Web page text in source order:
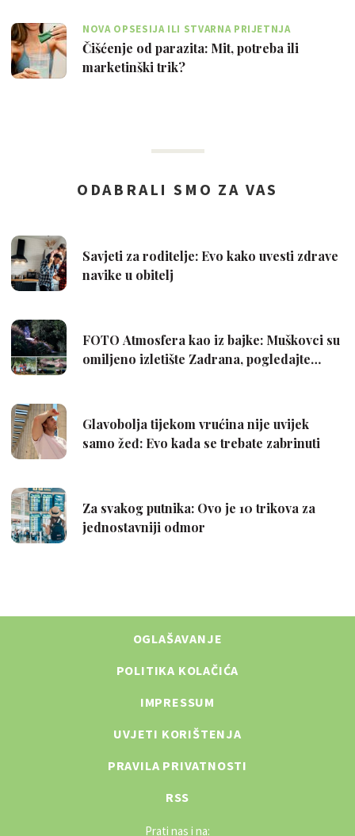
NOVA OPSESIJA ILI STVARNA PRIJETNJA
Čišćenje od parazita: Mit, potreba ili
marketinški trik?
OGLAŠAVANJE
POLITIKA KOLAČIĆA
IMPRESSUM
UVJETI KORIŠTENJA
PRAVILA PRIVATNOSTI
RSS
Prati nas i na: